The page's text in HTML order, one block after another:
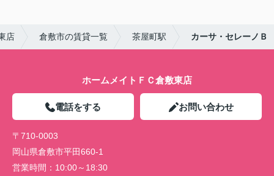
店 倉敷市の賃貸一覧 茶屋町駅 カーサ・セレーノＢ
ホームメイトＦＣ倉敷東店
電話をする お問い合わせ
〒710-0003
岡山県倉敷市平田660-1
営業時間： 10:00～18:30